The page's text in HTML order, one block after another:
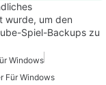
wurde, um den
Spiel-Backups zu
Windows
Für Windows